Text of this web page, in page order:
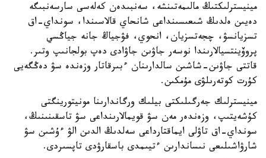
مينيسترلىكتىڭ مالىمەتىنشە، سەنبىدەن كەلەسى سارسەنبىگە
دەيىن ەلدىڭ شىعىسىنداعى شانحاي قالاسىندا، سونداي-اق
تسزيانسۋ، چجەتسزيان، انحوي، فۋجياڭ جانە جياڭسي
پروۆينتسيالارىندا نوسەر جاۋىن جاۋادى دەپ بولجانىپ وتىر.
قاتتى جاۋىن-شاشىن سالدارىنان ءبىرقاتار وزەندە سۋ دەڭگەيى
كۇرت كوتەرىلۋى مۇمكىن.
مينيسترلىك جەرگىلىكتى بيلىك ورگاندارىنا مونيتورينگتى
كۇشەيتىپ، وزەندەر مەن سۋ قويمالارىنداعى سۋ تاسقىنىنىڭ،
سونداي-اق تاۋلى ايماقتارداعى سەلدىڭ الدىن الۋ ءۇشىن سۋ
شارۋاشىلىعى نىساندارىن ءتيىمدى باسقارۋدى تاپسىردى.